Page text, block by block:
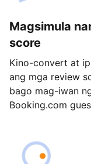
Magsimula
score
Kino-convert at
ang mga review
bago mag-iwan
Booking.com